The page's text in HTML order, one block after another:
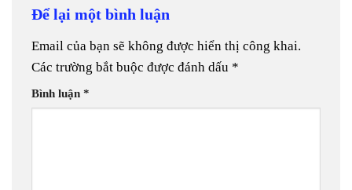
Để lại một bình luận
Email của bạn sẽ không được hiển thị công khai.
Các trường bắt buộc được đánh dấu *
Bình luận *